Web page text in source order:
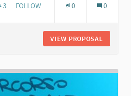
3 3 FOLLOWERS
FOLLOW 0 0
VIEW PROPOSAL